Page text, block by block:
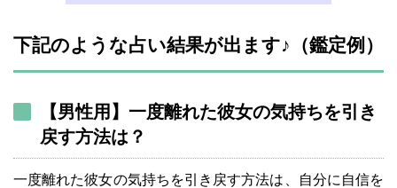
下記のような占い結果が出ます♪（鑑定例）
【男性用】一度離れた彼女の気持ちを引き
戻す方法は？
一度離れた彼女の気持ちを引き戻す方法は、自分に自信を